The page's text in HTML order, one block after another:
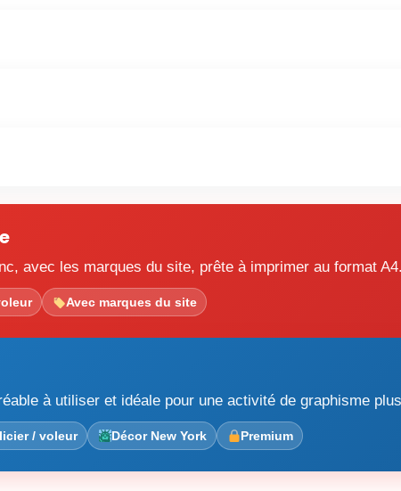
avec les marques du site, prête à imprimer au format A4.
Avec marques du site
à utiliser et idéale pour une activité de graphisme
/ voleur Décor New York Premium